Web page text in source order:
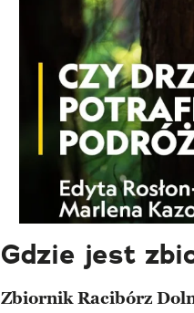
Gdzie jest
Zbiornik Racibórz